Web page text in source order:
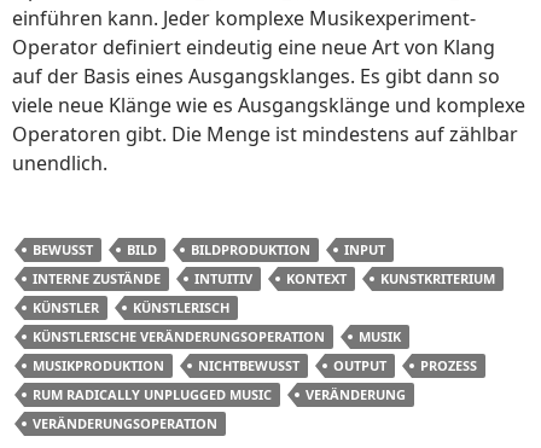
einführen kann. Jeder komplexe Musikexperiment-
Operator definiert eindeutig eine neue Art von Klang
auf der Basis eines Ausgangsklanges. Es gibt dann so
viele neue Klänge wie es Ausgangsklänge und komplexe
Operatoren gibt. Die Menge ist mindestens auf zählbar
unendlich.
BEWUSST BILD BILDPRODUKTION
INPUT
INTERNE ZUSTÄNDE
INTUITIV KONTEXT
KUNSTKRITERIUM
KÜNSTLER
KÜNSTLERISCH
KÜNSTLERISCHE VERÄNDERUNGSOPERATION
MUSIK
MUSIKPRODUKTION
NICHTBEWUSST OUTPUT
PROZESS
RUM RADICALLY UNPLUGGED MUSIC
VERÄNDERUNG
VERÄNDERUNGSOPERATION